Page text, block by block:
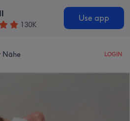
130K
Use app
Nähe LOGIN